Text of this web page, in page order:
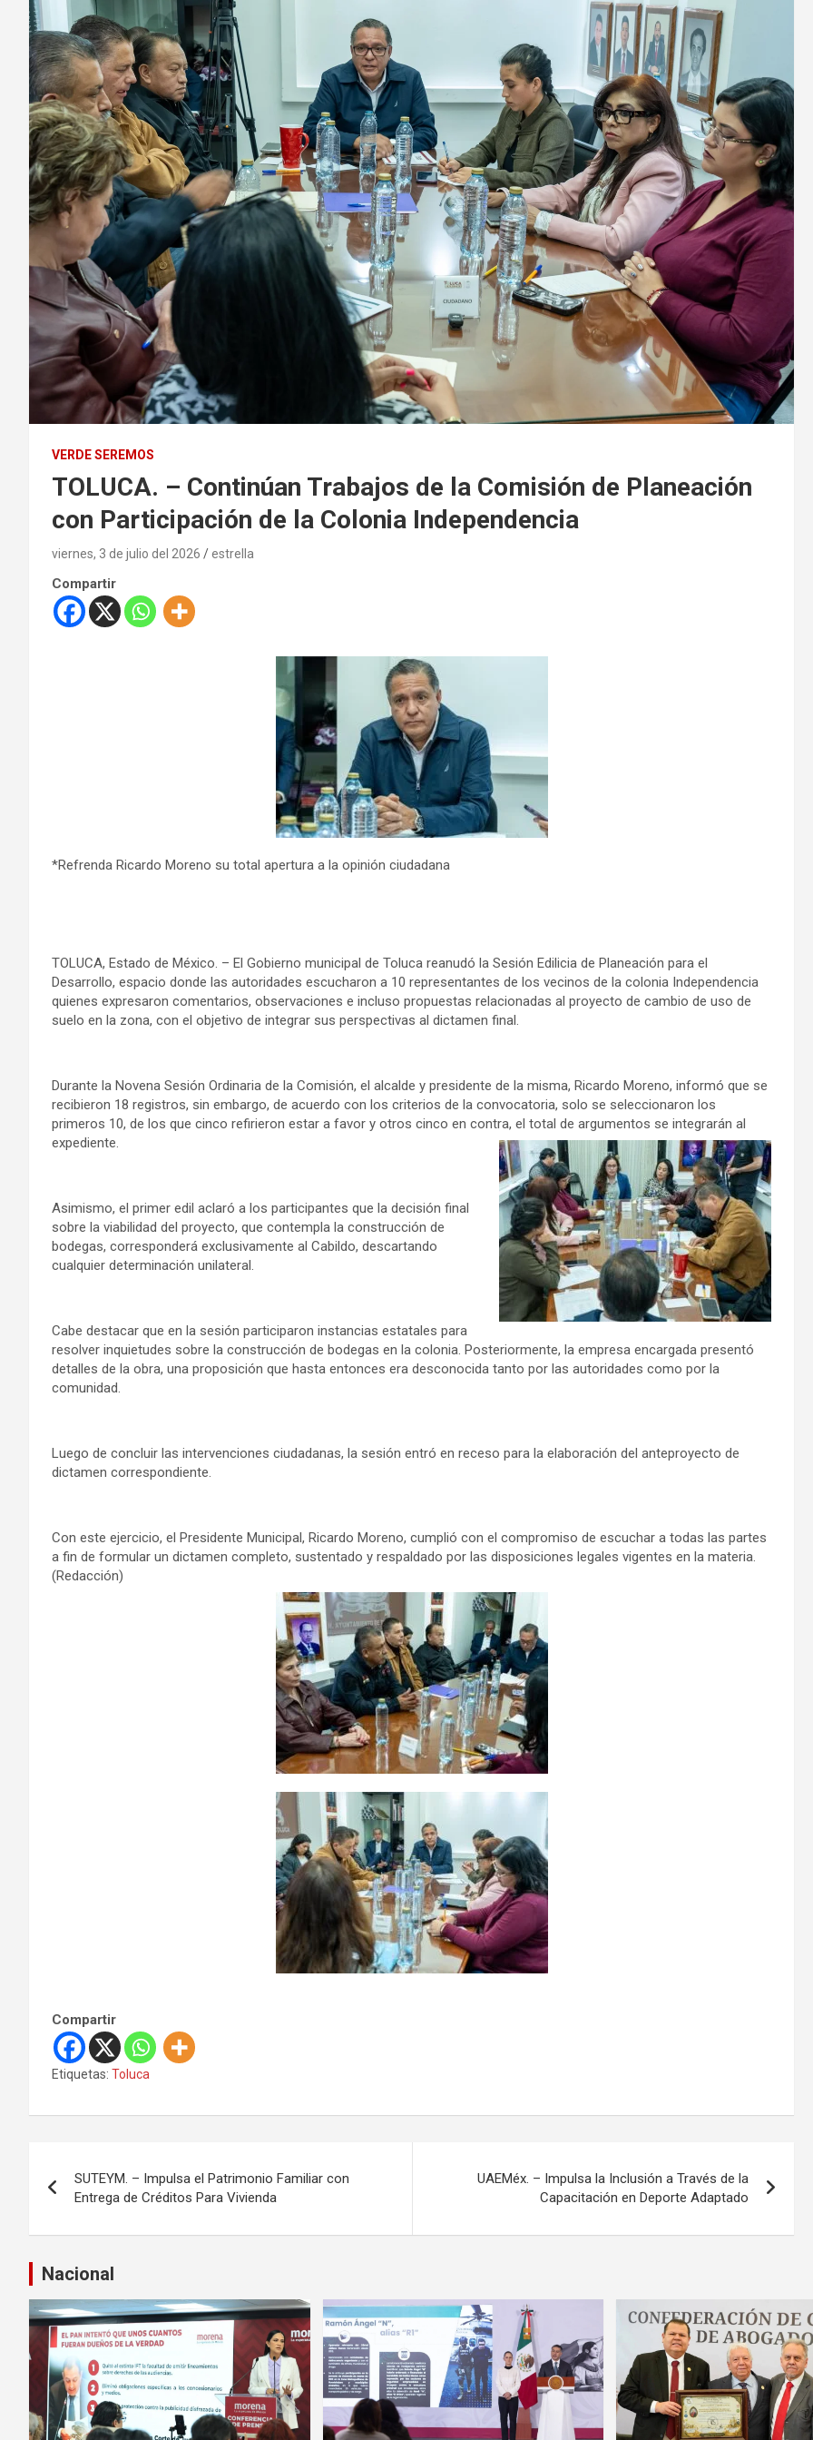
VERDE SEREMOS
TOLUCA. – Continúan Trabajos de la Comisión de Planeación
con Participación de la Colonia Independencia
viernes, 3 de julio del 2026 estrella
Compartir
*Refrenda Ricardo Moreno su total apertura a la opinión ciudadana
TOLUCA, Estado de México. – El Gobierno municipal de Toluca reanudó la Sesión Edilicia de Planeación para el
Desarrollo, espacio donde las autoridades escucharon a 10 representantes de los vecinos de la colonia Independencia
quienes expresaron comentarios, observaciones e incluso propuestas relacionadas al proyecto de cambio de uso de
suelo en la zona, con el objetivo de integrar sus perspectivas al dictamen final.
Durante la Novena Sesión Ordinaria de la Comisión, el alcalde y presidente de la misma, Ricardo Moreno, informó que se
recibieron 18 registros, sin embargo, de acuerdo con los criterios de la convocatoria, solo se seleccionaron los
primeros 10, de los que cinco refirieron estar a favor y otros cinco en contra, el total de argumentos se integrarán al
expediente.
Asimismo, el primer edil aclaró a los participantes que la decisión final
sobre la viabilidad del proyecto, que contempla la construcción de
bodegas, corresponderá exclusivamente al Cabildo, descartando
cualquier determinación unilateral.
Cabe destacar que en la sesión participaron instancias estatales para
resolver inquietudes sobre la construcción de bodegas en la colonia. Posteriormente, la empresa encargada presentó
detalles de la obra, una proposición que hasta entonces era desconocida tanto por las autoridades como por la
comunidad.
Luego de concluir las intervenciones ciudadanas, la sesión entró en receso para la elaboración del anteproyecto de
dictamen correspondiente.
Con este ejercicio, el Presidente Municipal, Ricardo Moreno, cumplió con el compromiso de escuchar a todas las partes
a fin de formular un dictamen completo, sustentado y respaldado por las disposiciones legales vigentes en la materia.
(Redacción)
Compartir
Etiquetas: Toluca
v
e
g
a
c
i
SUTEYM. – Impulsa el Patrimonio Familiar con
Entrega de Créditos Para Vivienda
UAEMéx. – Impulsa la Inclusión a Través de la
Capacitación en Deporte Adaptado
Nacional